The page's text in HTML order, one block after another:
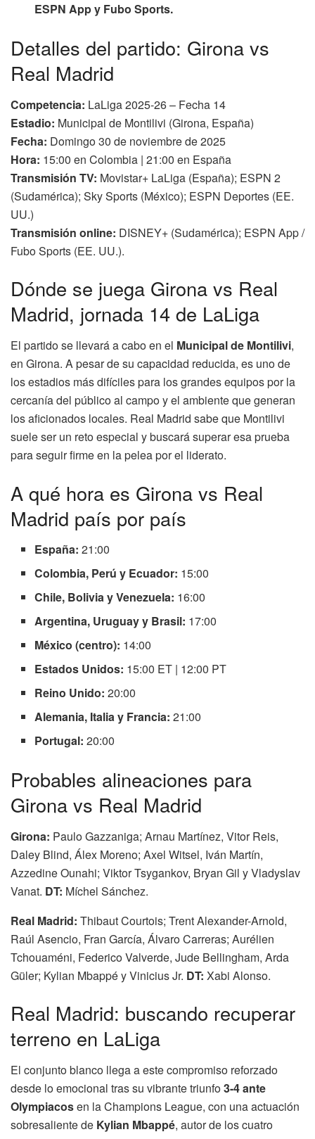
ESPN App y Fubo Sports.
Detalles del partido: Girona vs
Real Madrid
Competencia: LaLiga 2025-26 – Fecha 14
Estadio: Municipal de Montilivi (Girona, España)
Fecha: Domingo 30 de noviembre de 2025
Hora: 15:00 en Colombia | 21:00 en España
Transmisión TV: Movistar+ LaLiga (España); ESPN 2
(Sudamérica); Sky Sports (México); ESPN Deportes (EE.
UU.)
Transmisión online: DISNEY+ (Sudamérica); ESPN App /
Fubo Sports (EE. UU.).
Dónde se juega Girona vs Real
Madrid, jornada 14 de LaLiga
El partido se llevará a cabo en el Municipal de Montilivi,
en Girona. A pesar de su capacidad reducida, es uno de
los estadios más difíciles para los grandes equipos por la
cercanía del público al campo y el ambiente que generan
los aficionados locales. Real Madrid sabe que Montilivi
suele ser un reto especial y buscará superar esa prueba
para seguir firme en la pelea por el liderato.
A qué hora es Girona vs Real
Madrid país por país
España: 21:00
Colombia, Perú y Ecuador: 15:00
Chile, Bolivia y Venezuela: 16:00
Argentina, Uruguay y Brasil: 17:00
México (centro): 14:00
Estados Unidos: 15:00 ET | 12:00 PT
Reino Unido: 20:00
Alemania, Italia y Francia: 21:00
Portugal: 20:00
Probables alineaciones para
Girona vs Real Madrid
Girona: Paulo Gazzaniga; Arnau Martínez, Vitor Reis,
Daley Blind, Álex Moreno; Axel Witsel, Iván Martín,
Azzedine Ounahi; Viktor Tsygankov, Bryan Gil y Vladyslav
Vanat. DT: Míchel Sánchez.
Real Madrid: Thibaut Courtois; Trent Alexander-Arnold,
Raúl Asencio, Fran García, Álvaro Carreras; Aurélien
Tchouaméni, Federico Valverde, Jude Bellingham, Arda
Güler; Kylian Mbappé y Vinicius Jr. DT: Xabi Alonso.
Real Madrid: buscando recuperar
terreno en LaLiga
El conjunto blanco llega a este compromiso reforzado
desde lo emocional tras su vibrante triunfo3-4 ante
Olympiacosen la Champions League, con una actuación
sobresaliente de Kylian Mbappé, autor de los cuatro